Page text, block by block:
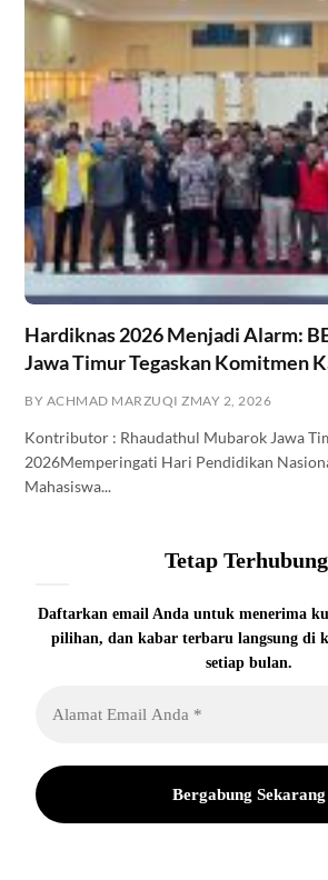
Hardiknas 2026 Menjadi Alarm:
Jawa Timur Tegaskan Komitmen
BY ACHMAD MARZUQI ZMAY 2, 2026
Kontributor : Rhaudathul Mubarok Jawa
2026Memperingati Hari Pendidikan
Mahasiswa...
Tetap
Daftarkan email Anda untuk menerima
pilihan, dan kabar terbaru langsung di
setiap bulan.